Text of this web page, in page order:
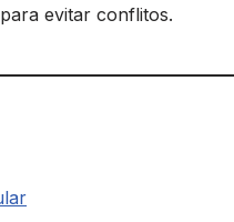
evitar conflitos.